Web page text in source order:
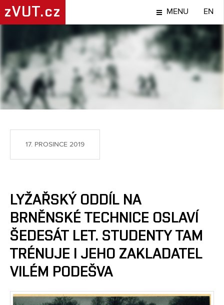
zVUT.cz MENU EN
SPORT
17. PROSINCE 2019
LYŽAŘSKÝ ODDÍL NA
BRNĚNSKÉ TECHNICE OSLAVÍ
ŠEDESÁT LET. STUDENTY TAM
TRÉNUJE I JEHO ZAKLADATEL
VILÉM PODEŠVA